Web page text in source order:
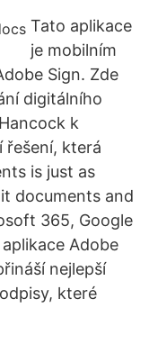
Tato aplikace
je mobilním
Sign. Zde
digitálního
k
řešení, která
is just as
documents and
365, Google
Adobe
nejlepší
které